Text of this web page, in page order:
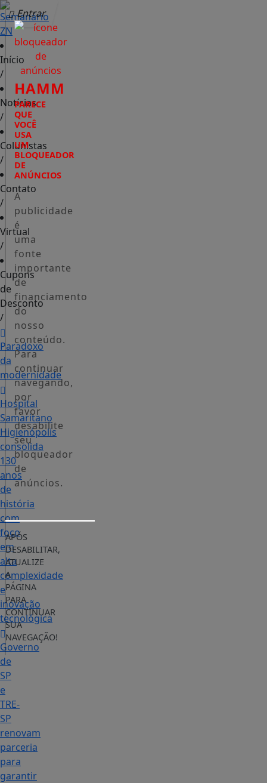
Entrar
Início
/
Notícias
/
Colunistas
/
Contato
/
Virtual
/
Cupons
de
Desconto
/
Paradoxo
da
modernidade
Hospital
Samaritano
Higienópolis
consolida
130
anos
de
história
com
foco
em
alta
complexidade
e
inovação
tecnológica
Governo
de
SP
e
TRE-
SP
renovam
parceria
para
garantir
HAMM
PARECE
QUE
VOCÊ
USA
UM
BLOQUEADOR
DE
ANÚNCIOS
A
publicidade
é
uma
fonte
importante
de
financiamento
do
nosso
conteúdo.
Para
continuar
navegando,
por
favor
desabilite
seu
bloqueador
de
anúncios.
APÓS
DESABILITAR,
ATUALIZE
A
PÁGINA
PARA
CONTINUAR
SUA
NAVEGAÇÃO!